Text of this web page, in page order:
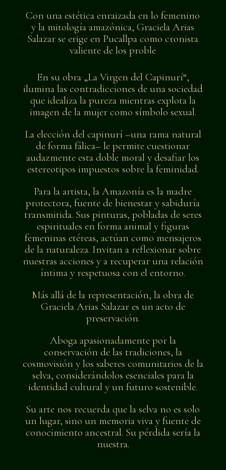
Con una estética enraizada en lo femenino
y la mitología amazónica, Graciela Arias
Salazar se erige en Pucallpa como cronista
valiente de los proble
En su obra „La Virgen del Capinurí“,
ilumina las contradicciones de una sociedad
que idealiza la pureza mientras explota la
imagen de la mujer como símbolo sexual.
La elección del capinurí –una rama natural
de forma fálica– le permite cuestionar
audazmente esta doble moral y desafiar los
estereotipos impuestos sobre la feminidad.
Para la artista, la Amazonía es la madre
protectora, fuente de bienestar y sabiduría
transmitida. Sus pinturas, pobladas de seres
espirituales en forma animal y figuras
femeninas etéreas, actúan como mensajeros
de la naturaleza. Invitan a reflexionar sobre
nuestras acciones y a recuperar una relación
íntima y respetuosa con el entorno.
Más allá de la representación, la obra de
Graciela Arias Salazar es un acto de
preservación.
Aboga apasionadamente por la
conservación de las tradiciones, la
cosmovisión y los saberes comunitarios de la
selva, considerándolos esenciales para la
identidad cultural y un futuro sostenible.
Su arte nos recuerda que la selva no es solo
un lugar, sino un memoria viva y fuente de
conocimiento ancestral. Su pérdida sería la
nuestra.